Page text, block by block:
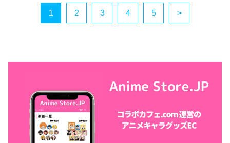
1 2 3 4 5 >